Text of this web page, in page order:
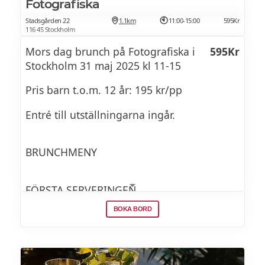
Levain, ägg, hollandaise, bacon, spenat
Matjessill
Rödlök, gräslök, gräddfil, krispig potatis
Hummer, dragon
Blomkålssoppa
Tuna ceviche
Fotografiska
Stadsgården 22
116 45 Stockholm
1.1km 11:00-15:00 595Kr
Mors dag brunch på Fotografiska i
Stockholm 31 maj 2025 kl 11-15
595Kr
Pris barn t.o.m. 12 år: 195 kr/pp
Entré till utställningarna ingår.
BRUNCHMENY
FÖRSTA SERVERINGEN
Tre tarteletter fyllda med
- Tångkaviar, ostkräm, purjolök, salt citron
BOKA BORD